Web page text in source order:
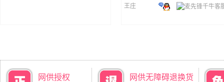
王庄
网供授权 网供无障碍退换货